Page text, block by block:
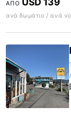
ΑΠΌ
ανά δωμάτιο / ανά